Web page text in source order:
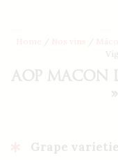
AOP MACON
Grape